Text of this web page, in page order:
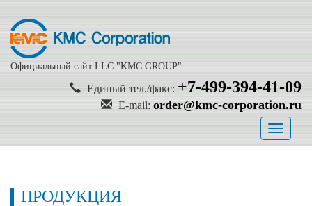
Официальный сайт LLC "KMC GROUP"
Единый тел./факс: +7-499-394-41-09
E-mail: order@kmc-corporation.ru
Toggle
ПРОДУКЦИЯ